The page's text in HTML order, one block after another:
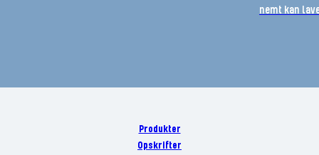
nemt kan
Produkter
Opskrifter